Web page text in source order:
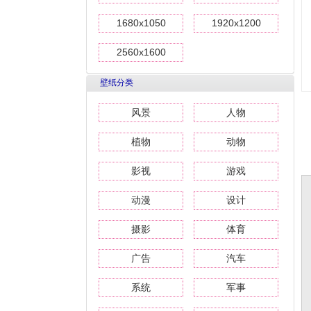
1680x1050 1920x1200
2560x1600
壁纸分类
风景 人物
植物 动物
影视 游戏
动漫 设计
摄影 体育
广告 汽车
系统 军事